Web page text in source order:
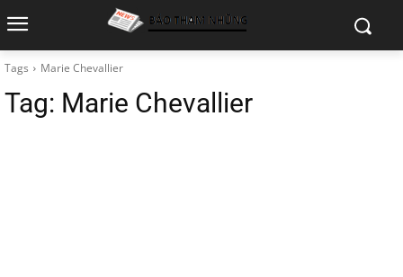
Tags Marie Chevallier
Tag: Marie Chevallier